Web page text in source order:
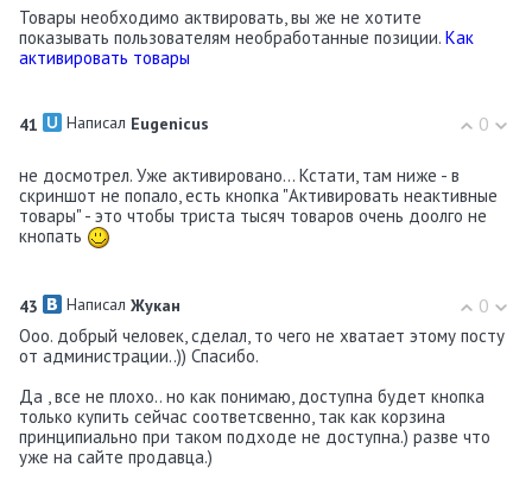
Товары необходимо актвировать, вы же не хотите
показывать пользователям необработанные позиции. Как
активировать товары
0
41 Написал Eugenicus
не досмотрел. Уже активировано... Кстати, там ниже - в
скриншот не попало, есть кнопка "Активировать неактивные
товары" - это чтобы триста тысяч товаров очень доолго не
кнопать
0
43 Написал Жукан
Ооо. добрый человек, сделал, то чего не хватает этому посту
от администрации..)) Спасибо.
Да , все не плохо.. но как понимаю, доступна будет кнопка
только купить сейчас соответсвенно, так как корзина
принципиально при таком подходе не доступна.) разве что
уже на сайте продавца.)